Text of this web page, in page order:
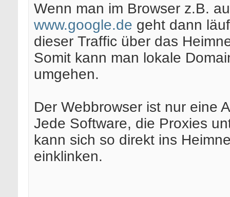
Wenn man im Browser z.B.
www.google.de geht dann
dieser Traffic über das
Somit kann man lokale
umgehen.
Der Webbrowser ist nur eine
Jede Software, die Proxies
kann sich so direkt ins
einklinken.